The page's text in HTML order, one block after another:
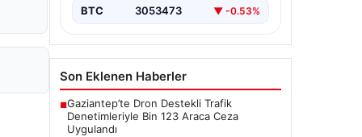
BTC 3053473 ▼ -0.53%
Son Eklenen Haberler
■Gaziantep’te Dron Destekli Trafik
Denetimleriyle Bin 123 Araca Ceza
Uygulandı